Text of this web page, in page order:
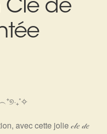
Clé de
avec cette jolie 𝒸𝓁𝑒 𝒹𝑒